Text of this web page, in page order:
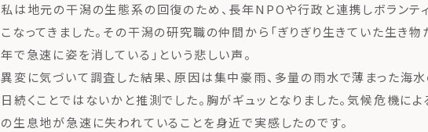
私は地元の干潟の生態系の回復のため、長年NPOや行政と連携しボランテ
こなってきました。その干潟の研究職の仲間から「ぎりぎり生きていた生き物
年で急速に姿を消している」という悲しい声。
異変に気づいて調査した結果、原因は集中豪雨、多量の雨水で薄まった海
日続くことではないかと推測でした。胸がギュッとなりました。気候危機に
の生息地が急速に失われていることを身近で実感したのです。